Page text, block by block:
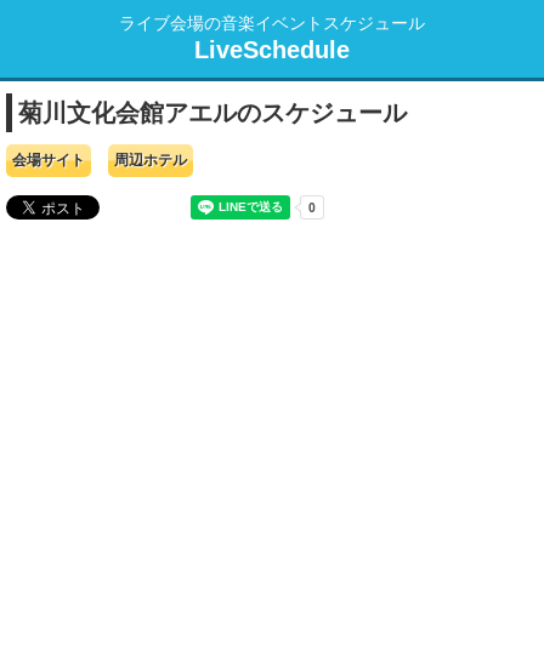
ライブ会場の音楽イベントスケジュール
LiveSchedule
菊川文化会館アエルのスケジュール
会場サイト 周辺ホテル